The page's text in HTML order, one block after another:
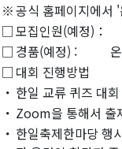
※공식 홈페이지에서
□모집인원(예정)：
□ 경품(예정) :
□ 대회 진행방법
・ 한일 교류 퀴즈 대
・ Zoom을 통해서 출
・ 한일축제한마당 행